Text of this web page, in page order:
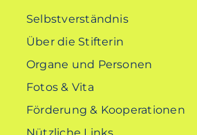
Selbstverständnis
Über die Stifterin
Organe und Personen
Fotos & Vita
Förderung & Kooperationen